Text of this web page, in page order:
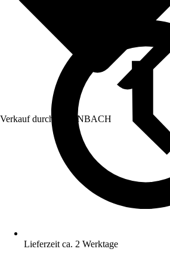
Verkauf durch: HORNBACH
Lieferzeit ca. 2 Werktage